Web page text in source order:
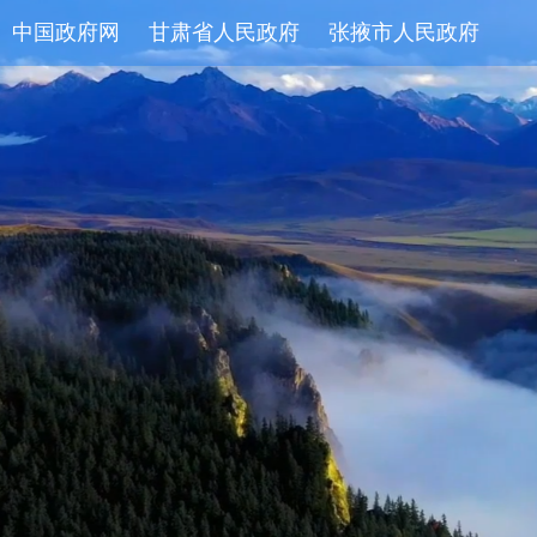
中国政府网 甘肃省人民政府 张掖市人民政府